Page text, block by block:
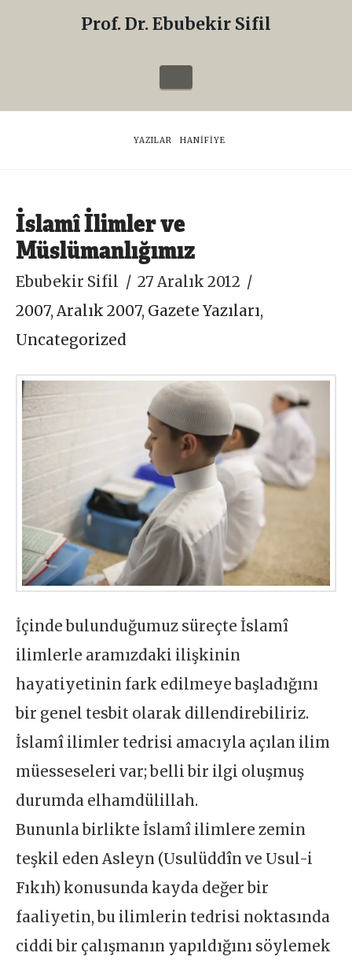
Sifil
Prof. Dr. Ebubekir Sifil
Navigation
HOME
YAZILAR HANIFIYE
İslamî İlimler ve
Müslümanlığımız
Ebubekir Sifil
27 Aralık 2012
2007,Aralık 2007, Gazete Yazıları,
Uncategorized
İçinde bulunduğumuz süreçte İslamî
ilimlerle aramızdaki ilişkinin
hayatiyetinin fark edilmeye başladığını
bir genel tesbit olarak dillendirebiliriz.
İslamî ilimler tedrisi amacıyla açılan ilim
müesseseleri var; belli bir ilgi oluşmuş
durumda elhamdülillah.
Bununla birlikte İslamî ilimlere zemin
teşkil eden Asleyn (Usulüddîn ve Usul-i
Fıkıh) konusunda kayda değer bir
faaliyetin, bu ilimlerin tedrisi noktasında
ciddi bir çalışmanın yapıldığını söylemek